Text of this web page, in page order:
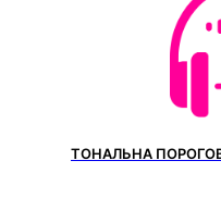
ТОНАЛЬНА